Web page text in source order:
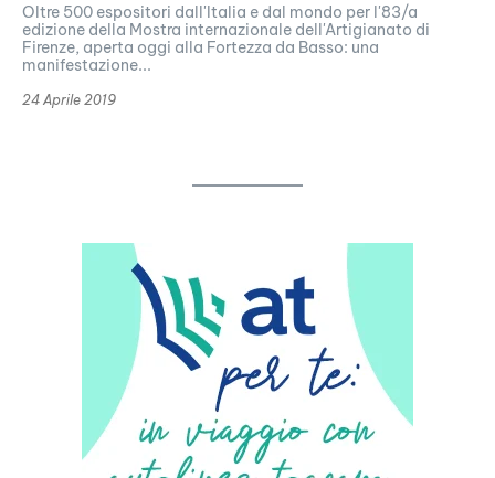
Oltre 500 espositori dall'Italia e dal mondo per l'83/a
edizione della Mostra internazionale dell'Artigianato di
Firenze, aperta oggi alla Fortezza da Basso: una
manifestazione...
24 Aprile 2019